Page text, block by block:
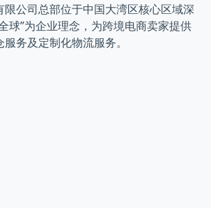
限公司总部位于中国大湾区核心区域深
球”为企业理念，为跨境电商卖家提供
务及定制化物流服务。